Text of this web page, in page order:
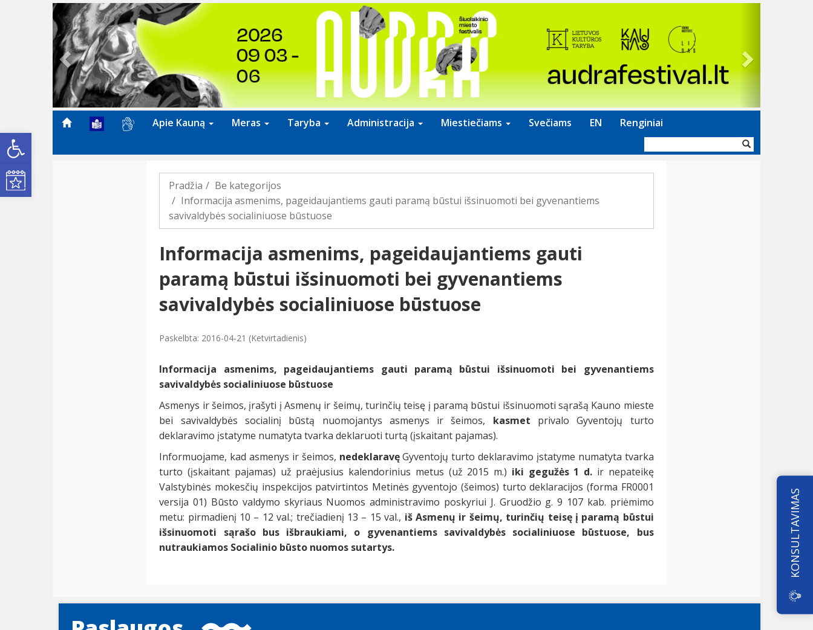
Open toolbar
Kultūros renginiai
Previous
Apie Kauną Meras Taryba Administracija Miestiečiams Svečiams EN Renginiai
forma
Pradžia
Be kategorijos
Informacija asmenims, pageidaujantiems gauti paramą būstui išsinuomoti bei gyvenantiems
savivaldybės socialiniuose būstuose
Informacija asmenims, pageidaujantiems gauti
paramą būstui išsinuomoti bei gyvenantiems
savivaldybės socialiniuose būstuose
Paskelbta: 2016-04-21 (Ketvirtadienis)
Informacija asmenims, pageidaujantiems gauti paramą būstui išsinuomoti bei gyvenantiems
savivaldybės socialiniuose būstuose
Asmenys ir šeimos, įrašyti į Asmenų ir šeimų, turinčių teisę į paramą būstui išsinuomoti sąrašą Kauno mieste
bei savivaldybės socialinį būstą nuomojantys asmenys ir šeimos, kasmet privalo Gyventojų turto
deklaravimo įstatyme numatyta tvarka deklaruoti turtą (įskaitant pajamas).
Informuojame, kad asmenys ir šeimos, nedeklaravęGyventojų turto deklaravimo įstatyme numatyta tvarka
turto (įskaitant pajamas) už praėjusius kalendorinius metus (už 2015 m.) iki gegužės 1 d. ir nepateikę
Valstybinės mokesčių inspekcijos patvirtintos Metinės gyventojo (šeimos) turto deklaracijos (forma FR0001
versija 01) Būsto valdymo skyriaus Nuomos administravimo poskyriui J. Gruodžio g. 9 107 kab. priėmimo
metu: pirmadienį 10 – 12 val.; trečiadienį 13 – 15 val., iš Asmenų ir šeimų, turinčių teisę į paramą būstui
išsinuomoti sąrašo bus išbraukiami, o gyvenantiems savivaldybės socialiniuose būstuose, bus
nutraukiamos Socialinio būsto nuomos sutartys.
KONSULTAVIMAS